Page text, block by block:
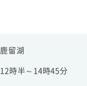
鹿留湖
12時半～14時45分